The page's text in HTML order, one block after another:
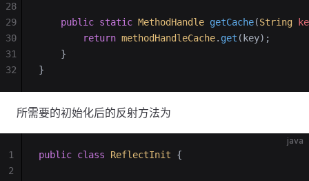
    public
static MethodHandle getCache(String
        return
methodHandleCache. get (key);
    }
}
28
29
30
31
32
所需要的初始化后的反射方法为
java
public class ReflectInit {
1
2